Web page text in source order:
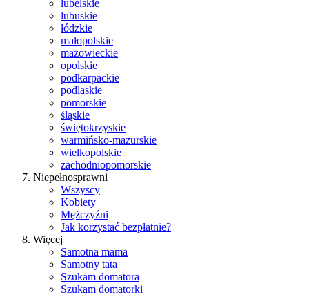
lubelskie
lubuskie
łódzkie
małopolskie
mazowieckie
opolskie
podkarpackie
podlaskie
pomorskie
śląskie
świętokrzyskie
warmińsko-mazurskie
wielkopolskie
zachodniopomorskie
Niepełnosprawni
Wszyscy
Kobiety
Mężczyźni
Jak korzystać bezpłatnie?
Więcej
Samotna mama
Samotny tata
Szukam domatora
Szukam domatorki